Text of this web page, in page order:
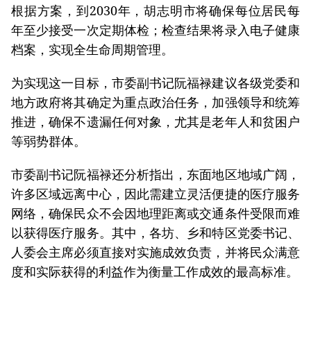
根据方案，到2030年，胡志明市将确保每位居民每
年至少接受一次定期体检；检查结果将录入电子健康
档案，实现全生命周期管理。
为实现这一目标，市委副书记阮福禄建议各级党委和
地方政府将其确定为重点政治任务，加强领导和统筹
推进，确保不遗漏任何对象，尤其是老年人和贫困户
等弱势群体。
市委副书记阮福禄还分析指出，东面地区地域广阔，
许多区域远离中心，因此需建立灵活便捷的医疗服务
网络，确保民众不会因地理距离或交通条件受限而难
以获得医疗服务。其中，各坊、乡和特区党委书记、
人委会主席必须直接对实施成效负责，并将民众满意
度和实际获得的利益作为衡量工作成效的最高标准。